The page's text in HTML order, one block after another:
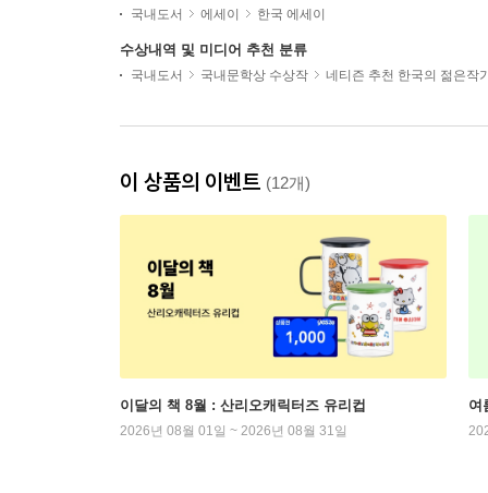
국내도서 에세이 한국 에세이
수상내역 및 미디어 추천 분류
국내도서 국내문학상 수상작 네티즌 추천 한국의 젊은작
이 상품의 이벤트 (12개)
이달의 책 8월 : 산리오캐릭터즈 유리컵
2026년 08월 01일 ~ 2026년 08월 31일
여